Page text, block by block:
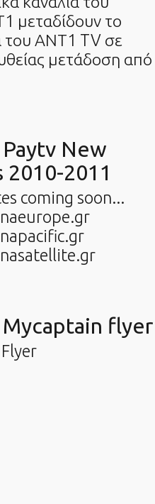
μεταδίδουν το
ΑΝΤ1 TV σε
μετάδοση από
New
2011
coming soon...
flyer